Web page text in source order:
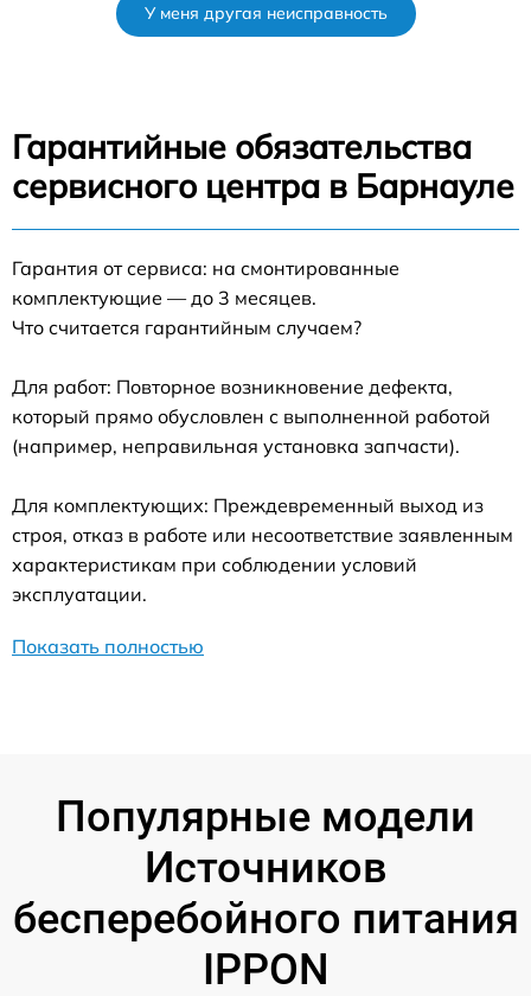
У меня другая неисправность
Гарантийные обязательства
сервисного центра в Барнауле
Гарантия от сервиса: на смонтированные
комплектующие — до 3 месяцев.
Что считается гарантийным случаем?
Для работ: Повторное возникновение дефекта,
который прямо обусловлен с выполненной работой
(например, неправильная установка запчасти).
Для комплектующих: Преждевременный выход из
строя, отказ в работе или несоответствие заявленным
характеристикам при соблюдении условий
эксплуатации.
Показать полностью
Популярные модели
Источников
бесперебойного питания
IPPON